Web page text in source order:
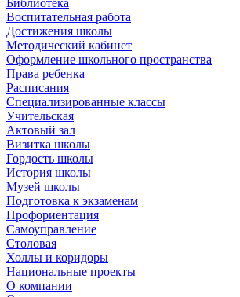
Библиотека
Воспитательная работа
Достижения школы
Методический кабинет
Оформление школьного пространства
Права ребенка
Расписания
Специализированные классы
Учительская
Актовый зал
Визитка школы
Гордость школы
История школы
Музей школы
Подготовка к экзаменам
Профориентация
Самоуправление
Столовая
Холлы и коридоры
Национальные проекты
О компании